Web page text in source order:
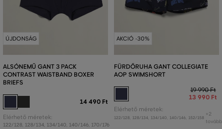
ÚJDONSÁG
ALSÓNEMŰ GANT 3 PACK
CONTRAST WAISTBAND BOXER
BRIEFS
14 490 Ft
Elérhető méretek:
122/128, 128/134, 134/140, 140/146, 170/176
AKCIÓ -30%
FÜRDŐRUHA GANT COLLEGIATE
AOP SWIMSHORT
19 990 Ft
13 990 Ft
Elérhető méretek:
122/128 128/134 134/140 140/146 152/158
+2